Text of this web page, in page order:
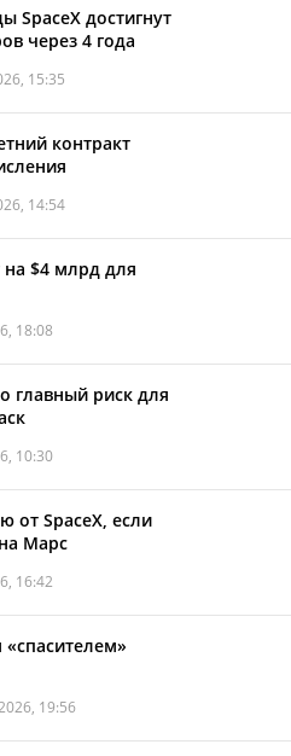
SpaceX достигнут
через 4 года
15:35
контракт
14:54
на $4 млрд для
18:08
главный риск для
10:30
от SpaceX, если
Марс
16:42
19:56